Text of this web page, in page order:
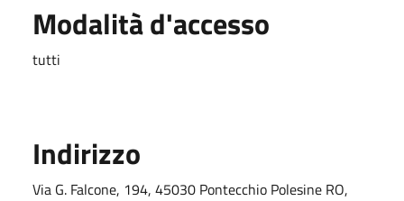
Modalità d'accesso
tutti
Indirizzo
Via G. Falcone, 194, 45030 Pontecchio Polesine RO,